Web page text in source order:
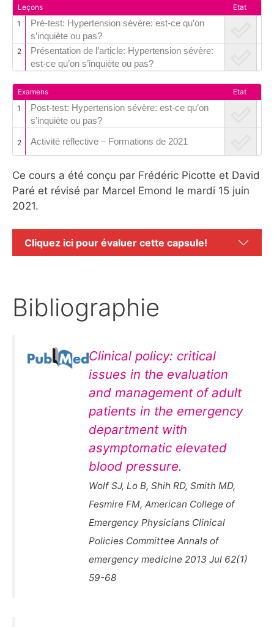
Leçons
Etat
1
Pré-test: Hypertension sévère: est-ce qu’on
s’inquiète ou pas?
2
Présentation de l’article: Hypertension sévère:
est-ce qu’on s’inquiète ou pas?
Examens
Etat
1
Post-test: Hypertension sévère: est-ce qu’on
s’inquiète ou pas?
2 Activité réflective – Formations de 2021
Ce cours a été conçu par Frédéric Picotte et David
Paré et révisé par Marcel Emond le mardi 15 juin
2021.
Cliquez ici pour évaluer cette capsule!
Bibliographie
Clinical policy: critical
issues in the evaluation
and management of adult
patients in the emergency
department with
asymptomatic elevated
blood pressure.
Wolf SJ, Lo B, Shih RD, Smith MD,
Fesmire FM, American College of
Emergency Physicians Clinical
Policies Committee Annals of
emergency medicine 2013 Jul 62(1)
59-68